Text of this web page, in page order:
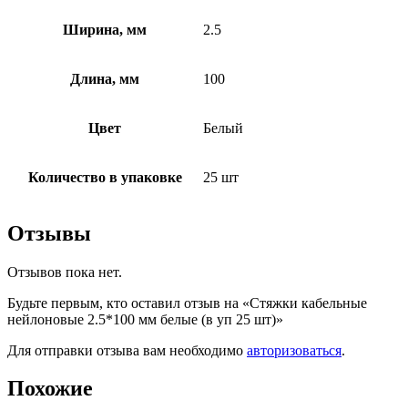
Ширина, мм 2.5
Длина, мм 100
Цвет Белый
Количество в упаковке 25 шт
Отзывы
Отзывов пока нет.
Будьте первым, кто оставил отзыв на «Стяжки кабельные
нейлоновые 2.5*100 мм белые (в уп 25 шт)»
Для отправки отзыва вам необходимо авторизоваться.
Похожие